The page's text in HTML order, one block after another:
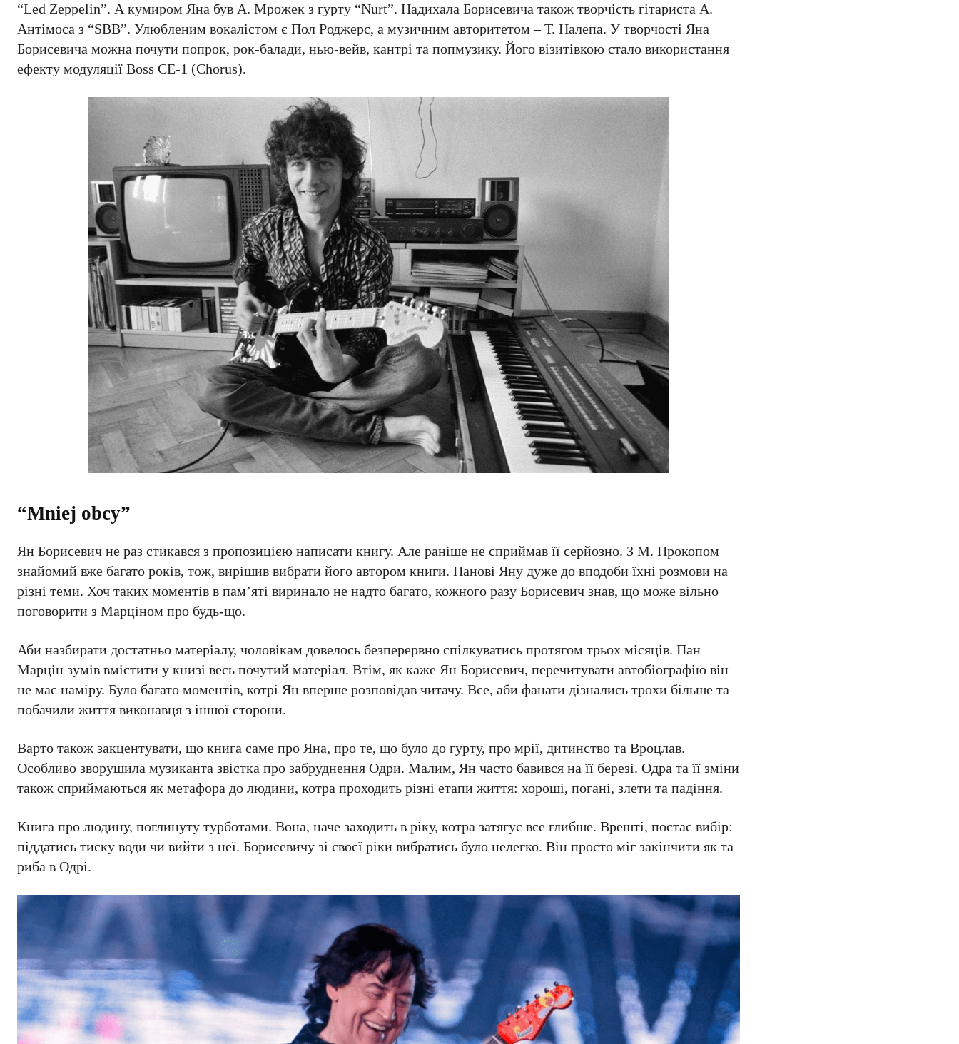
“Led Zeppelin”. А кумиром Яна був А. Мрожек з гурту “Nurt”. Надихала Борисевича також творчість гітариста А.
Антімоса з “SBB”. Улюбленим вокалістом є Пол Роджерс, а музичним авторитетом – Т. Налепа. У творчості Яна
Борисевича можна почути попрок, рок-балади, нью-вейв, кантрі та попмузику. Його візитівкою стало використання
ефекту модуляції Boss CE-1 (Chorus).
“Mniej obcy”
Ян Борисевич не раз стикався з пропозицією написати книгу. Але раніше не сприймав її серйозно. З М. Прокопом
знайомий вже багато років, тож, вирішив вибрати його автором книги. Панові Яну дуже до вподоби їхні розмови на
різні теми. Хоч таких моментів в пам’яті виринало не надто багато, кожного разу Борисевич знав, що може вільно
поговорити з Марціном про будь-що.
Аби назбирати достатньо матеріалу, чоловікам довелось безперервно спілкуватись протягом трьох місяців. Пан
Марцін зумів вмістити у книзі весь почутий матеріал. Втім, як каже Ян Борисевич, перечитувати автобіографію він
не має наміру. Було багато моментів, котрі Ян вперше розповідав читачу. Все, аби фанати дізнались трохи більше та
побачили життя виконавця з іншої сторони.
Варто також закцентувати, що книга саме про Яна, про те, що було до гурту, про мрії, дитинство та Вроцлав.
Особливо зворушила музиканта звістка про забруднення Одри. Малим, Ян часто бавився на її березі. Одра та її зміни
також сприймаються як метафора до людини, котра проходить різні етапи життя: хороші, погані, злети та падіння.
Книга про людину, поглинуту турботами. Вона, наче заходить в ріку, котра затягує все глибше. Врешті, постає вибір:
піддатись тиску води чи вийти з неї. Борисевичу зі своєї ріки вибратись було нелегко. Він просто міг закінчити як та
риба в Одрі.